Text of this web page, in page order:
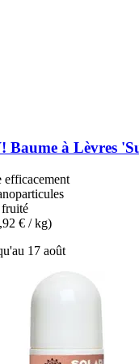
Baume à Lèvres
efficacement
€ / kg)
17 août